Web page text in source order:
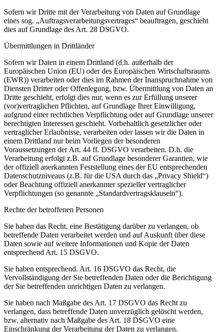
Sofern wir Dritte mit der Verarbeitung von Daten auf Grundlage
eines sog. „Auftragsverarbeitungsvertrages“ beauftragen, geschieht
dies auf Grundlage des Art. 28 DSGVO.
Übermittlungen in Drittländer
Sofern wir Daten in einem Drittland (d.h. außerhalb der
Europäischen Union (EU) oder des Europäischen Wirtschaftsraums
(EWR)) verarbeiten oder dies im Rahmen der Inanspruchnahme von
Diensten Dritter oder Offenlegung, bzw. Übermittlung von Daten an
Dritte geschieht, erfolgt dies nur, wenn es zur Erfüllung unserer
(vor)vertraglichen Pflichten, auf Grundlage Ihrer Einwilligung,
aufgrund einer rechtlichen Verpflichtung oder auf Grundlage unserer
berechtigten Interessen geschieht. Vorbehaltlich gesetzlicher oder
vertraglicher Erlaubnisse, verarbeiten oder lassen wir die Daten in
einem Drittland nur beim Vorliegen der besonderen
Voraussetzungen der Art. 44 ff. DSGVO verarbeiten. D.h. die
Verarbeitung erfolgt z.B. auf Grundlage besonderer Garantien, wie
der offiziell anerkannten Feststellung eines der EU entsprechenden
Datenschutzniveaus (z.B. für die USA durch das „Privacy Shield“)
oder Beachtung offiziell anerkannter spezieller vertraglicher
Verpflichtungen (so genannte „Standardvertragsklauseln“).
Rechte der betroffenen Personen
Sie haben das Recht, eine Bestätigung darüber zu verlangen, ob
betreffende Daten verarbeitet werden und auf Auskunft über diese
Daten sowie auf weitere Informationen und Kopie der Daten
entsprechend Art. 15 DSGVO.
Sie haben entsprechend. Art. 16 DSGVO das Recht, die
Vervollständigung der Sie betreffenden Daten oder die Berichtigung
der Sie betreffenden unrichtigen Daten zu verlangen.
Sie haben nach Maßgabe des Art. 17 DSGVO das Recht zu
verlangen, dass betreffende Daten unverzüglich gelöscht werden,
bzw. alternativ nach Maßgabe des Art. 18 DSGVO eine
Einschränkung der Verarbeitung der Daten zu verlangen.